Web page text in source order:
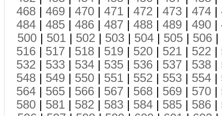
468 | 469 | 470 | 471 | 472 | 473 | 474 |
484 | 485 | 486 | 487 | 488 | 489 | 490 |
500 | 501 | 502 | 503 | 504 | 505 | 506 |
516 | 517 | 518 | 519 | 520 | 521 | 522 |
532 | 533 | 534 | 535 | 536 | 537 | 538 |
548 | 549 | 550 | 551 | 552 | 553 | 554 |
564 | 565 | 566 | 567 | 568 | 569 | 570 |
580 | 581 | 582 | 583 | 584 | 585 | 586 |